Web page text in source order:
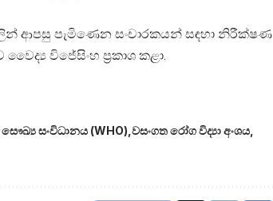
ආපසු පැමිණෙන සංචාරකයන් සඳහා නිරීක්ෂණ
විජේසිංහ ප්‍රකාශ කළා.
සංවිධානය (WHO) වසංගත රෝග විද්‍යා අංශය